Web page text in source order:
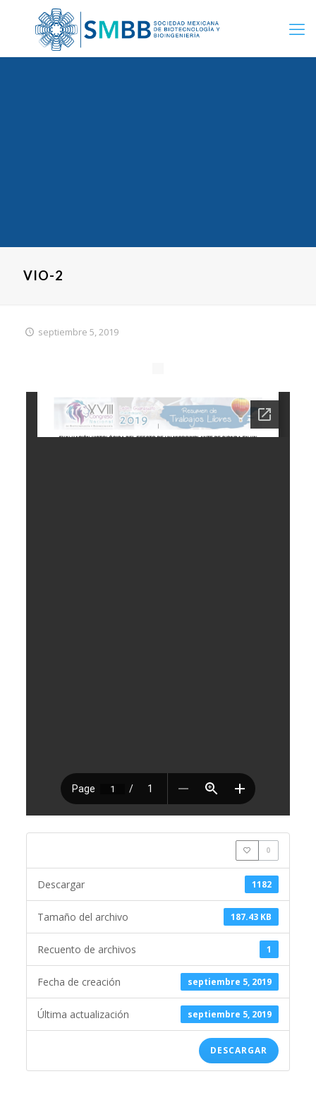
VIO-2
septiembre 5, 2019
0
1182
Descargar
187.43 KB
Tamaño del archivo
1
Recuento de archivos
septiembre 5, 2019
Fecha de creación
septiembre 5, 2019
Última actualización
DESCARGAR